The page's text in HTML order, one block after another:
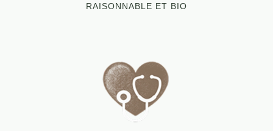
RAISONNABLE ET BIO